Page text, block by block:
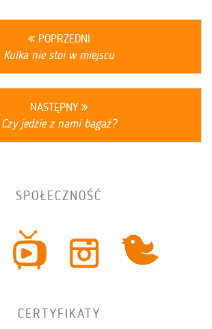
POPRZEDNI
Kulka nie stoi w miejscu
NASTĘPNY
Czy jedzie z nami bagaż?
SPOŁECZNOŚĆ
CERTYFIKATY